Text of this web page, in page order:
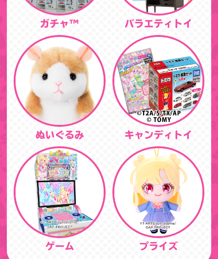
ガチャ™ バラエティトイ
ぬいぐるみ キャンディトイ
ゲーム プライズ